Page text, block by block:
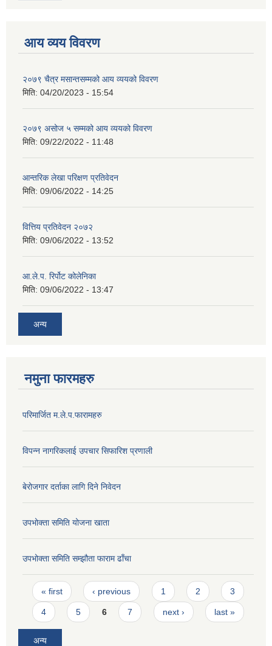
आय व्यय विवरण
२०७९ चैत्र मसान्तसम्मको आय व्ययको विवरण
मिति: 04/20/2023 - 15:54
२०७९ असोज ५ सम्मको आय व्ययको विवरण
मिति: 09/22/2022 - 11:48
आन्तरिक लेखा परिक्षण प्रतिवेदन
मिति: 09/06/2022 - 14:25
वित्तिय प्रतिवेदन २०७२
मिति: 09/06/2022 - 13:52
आ.ले.प. रिर्पोट कोलेनिका
मिति: 09/06/2022 - 13:47
अन्य
नमुना फारमहरु
परिमार्जित म.ले.प.फारामहरु
विपन्न नागरिकलाई उपचार सिफारिश प्रणाली
बेरोजगार दर्ताका लागि दिने निवेदन
उपभोक्ता समिति योजना खाता
उपभोक्ता समिति सम्झौता फाराम ढाँचा
Pages
« first ‹ previous 1 2 3
4 5 6 7 next › last »
अन्य